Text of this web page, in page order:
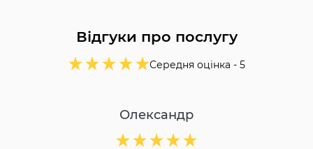
Відгуки про послугу
Середня оцінка - 5
Олександр